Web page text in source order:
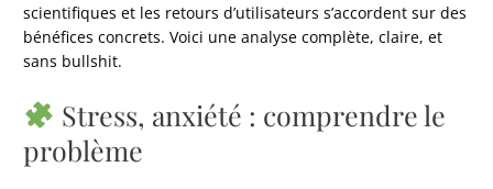
scientifiques et les retours d’utilisateurs s’accordent sur des
bénéfices concrets. Voici une analyse complète, claire, et
sans bullshit.
Stress, anxiété : comprendre le
problème